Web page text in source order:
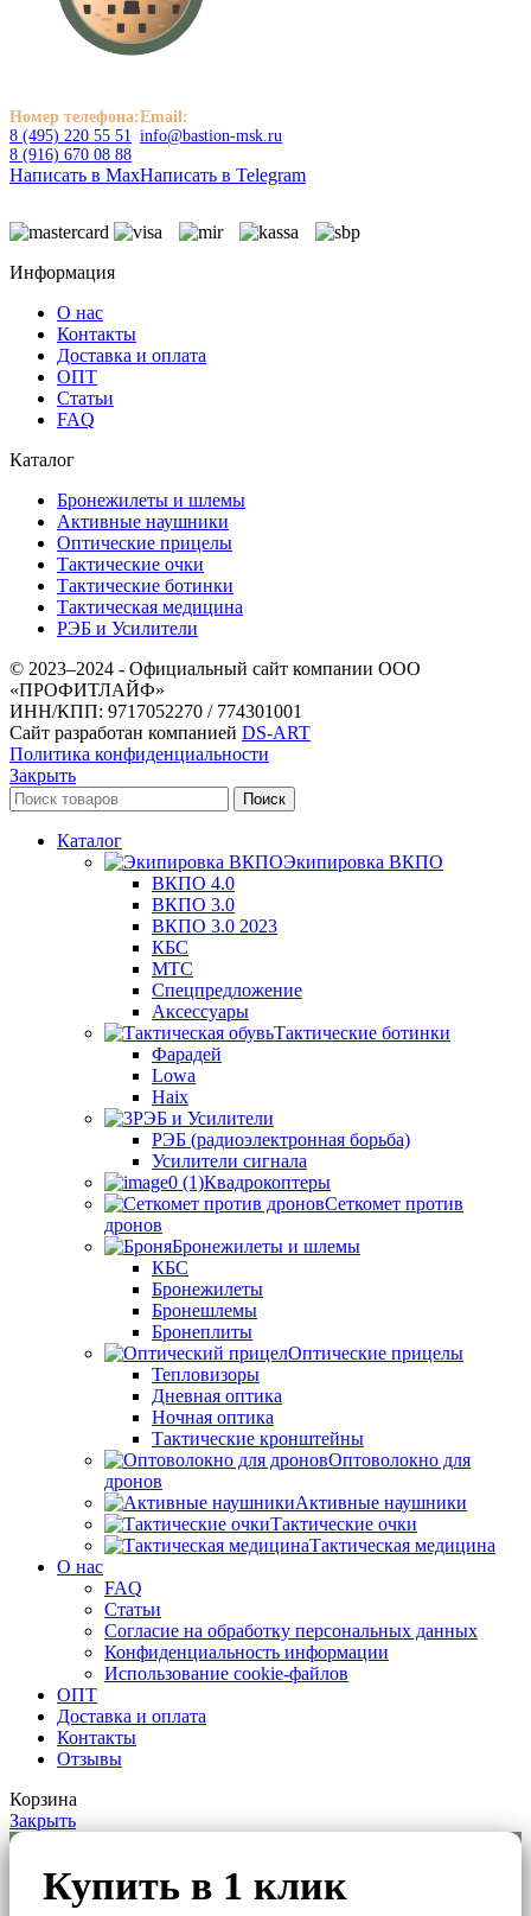
Номер телефона:
8 (495) 220 55 51
8 (916) 670 08 88
Email:
info@bastion-msk.ru
Написать в MaxНаписать в Telegram
Информация
О нас
Контакты
Доставка и оплата
ОПТ
Статьи
FAQ
Каталог
Бронежилеты и шлемы
Активные наушники
Оптические прицелы
Тактические очки
Тактические ботинки
Тактическая медицина
РЭБ и Усилители
© 2023–2024 - Официальный сайт компании ООО
«ПРОФИТЛАЙФ»
ИНН/КПП: 9717052270 / 774301001
Сайт разработан компанией DS-ART
Политика конфиденциальности
Закрыть
Поиск
Каталог
Экипировка ВКПО
ВКПО 4.0
ВКПО 3.0
ВКПО 3.0 2023
КБС
МТС
Спецпредложение
Аксессуары
Тактические ботинки
Фарадей
Lowa
Haix
РЭБ и Усилители
РЭБ (радиоэлектронная борьба)
Усилители сигнала
Квадрокоптеры
Сеткомет против
дронов
Бронежилеты и шлемы
КБС
Бронежилеты
Бронешлемы
Бронеплиты
Оптические прицелы
Тепловизоры
Дневная оптика
Ночная оптика
Тактические кронштейны
Оптоволокно для
дронов
Активные наушники
Тактические очки
Тактическая медицина
О нас
FAQ
Статьи
Согласие на обработку персональных данных
Конфиденциальность информации
Использование cookie-файлов
ОПТ
Доставка и оплата
Контакты
Отзывы
Корзина
Закрыть
Купить в 1 клик